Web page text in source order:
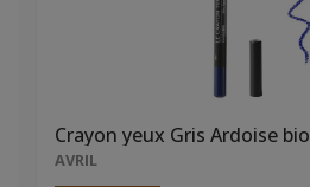
Crayon yeux Gris Ardoise bio
AVRIL